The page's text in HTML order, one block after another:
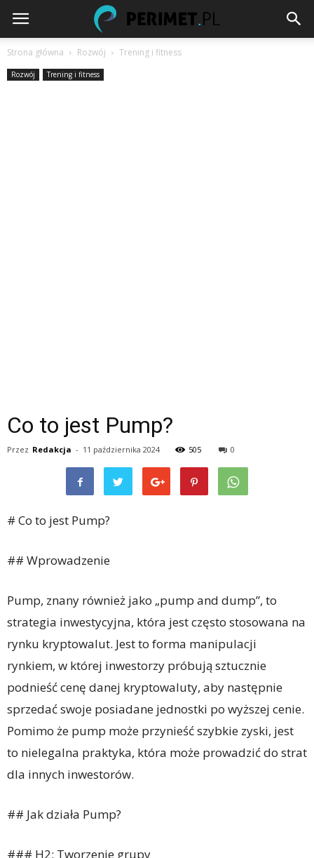
Strona główna Rozwój Trening i fitness
Rozwój Trening i fitness
Co to jest Pump?
Przez Redakcja - 11 października 2024 505 0
# Co to jest Pump?
## Wprowadzenie
Pump, znany również jako „pump and dump”, to
strategia inwestycyjna, która jest często stosowana na
rynku kryptowalut. Jest to forma manipulacji
rynkiem, w której inwestorzy próbują sztucznie
podnieść cenę danej kryptowaluty, aby następnie
sprzedać swoje posiadane jednostki po wyższej cenie.
Pomimo że pump może przynieść szybkie zyski, jest
to nielegalna praktyka, która może prowadzić do strat
dla innych inwestorów.
## Jak działa Pump?
### H2: Tworzenie grupy